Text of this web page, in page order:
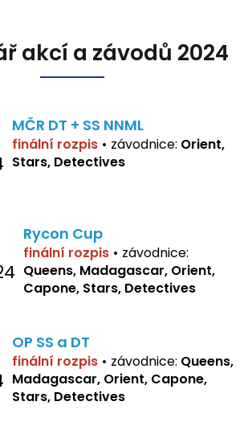
akcí a závodů 2024
MČR DT + SS NNML
finální rozpis • závodnice: Orient,
Stars, Detectives
Rycon Cup
finální rozpis • závodnice:
Queens, Madagascar, Orient,
Capone, Stars, Detectives
OP SS a DT
finální rozpis • závodnice: Queens,
Madagascar, Orient, Capone,
Stars, Detectives